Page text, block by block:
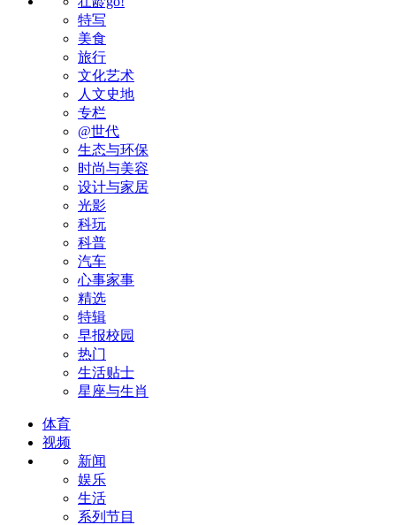
特写
美食
旅行
文化艺术
人文史地
专栏
@世代
生态与环保
时尚与美容
设计与家居
光影
科玩
科普
汽车
心事家事
精选
特辑
早报校园
热门
生活贴士
星座与生肖
体育
视频
新闻
娱乐
生活
系列节目